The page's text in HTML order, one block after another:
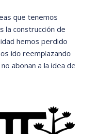
que tenemos
la construcción de
hemos perdido
ido reemplazando
abonan a la idea de